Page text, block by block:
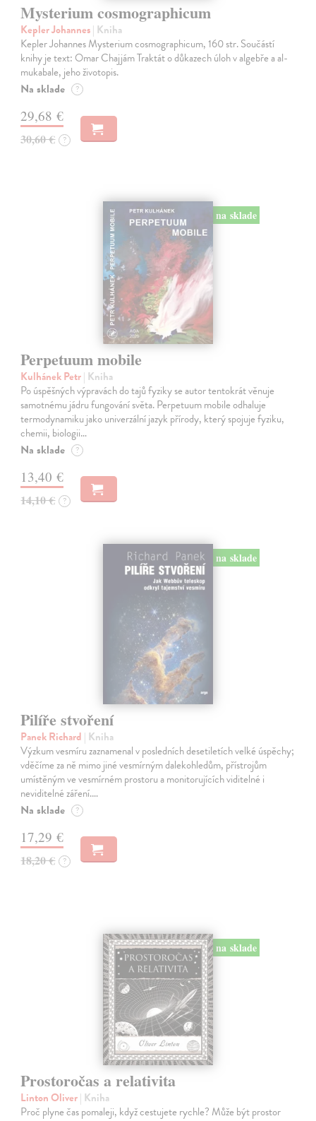
Mysterium cosmographicum
Kepler Johannes| Kniha
Kepler Johannes Mysterium cosmographicum, 160 str. Součástí
knihy je text: Omar Chajjám Traktát o důkazech úloh v algebře a al-
mukabale, jeho životopis.
Na sklade ?
29,68 €
30,60 € ?
na sklade
Perpetuum mobile
Kulhánek Petr| Kniha
Po úspěšných výpravách do tajů fyziky se autor tentokrát věnuje
samotnému jádru fungování světa. Perpetuum mobile odhaluje
termodynamiku jako univerzální jazyk přírody, který spojuje fyziku,
chemii, biologii…
Na sklade ?
13,40 €
14,10 € ?
na sklade
Pilíře stvoření
Panek Richard | Kniha
Výzkum vesmíru zaznamenal v posledních desetiletích velké úspěchy;
vděčíme za ně mimo jiné vesmírným dalekohledům, přístrojům
umístěným ve vesmírném prostoru a monitorujících viditelné i
neviditelné záření.…
Na sklade ?
17,29 €
18,20 € ?
na sklade
Prostoročas a relativita
Linton Oliver| Kniha
Proč plyne čas pomaleji, když cestujete rychle? Může být prostor